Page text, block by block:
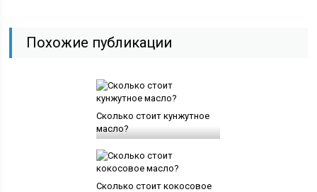
Похожие публикации
Сколько стоит кунжутное
масло?
Сколько стоит кокосовое